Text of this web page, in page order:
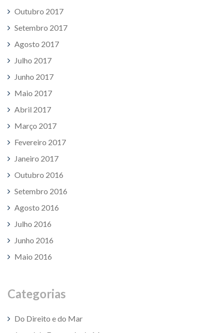
Outubro 2017
Setembro 2017
Agosto 2017
Julho 2017
Junho 2017
Maio 2017
Abril 2017
Março 2017
Fevereiro 2017
Janeiro 2017
Outubro 2016
Setembro 2016
Agosto 2016
Julho 2016
Junho 2016
Maio 2016
Categorias
Do Direito e do Mar